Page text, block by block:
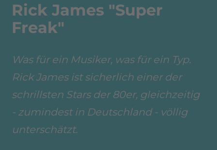
Rick James "Super
Freak"
Was für ein Musiker, was für ein Typ.
Rick James ist sicherlich einer der
schrillsten Stars der 80er, gleichzeitig
- zumindest in Deutschland - völlig
unterschätzt.